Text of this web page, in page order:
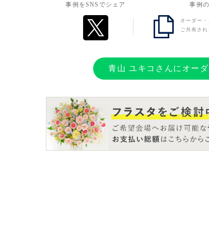
事例をSNSでシェア 事例
オーダー
ご共有さ
青山 ユキコさんにオー